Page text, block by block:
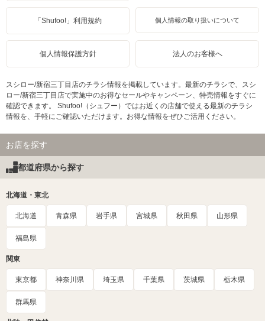
「Shufoo!」利用規約 個人情報の取り扱いについて
個人情報保護方針 法人のお客様へ
スシロー/新宿三丁目店のチラシ情報を掲載しています。最新のチラシで、スシ
ロー/新宿三丁目店で実施中のお得なセールやキャンペーン、特売情報をすぐに
確認できます。 Shufoo!（シュフー）ではお近くの店舗で使える最新のチラシ
情報を、手軽にご確認いただけます。お得な情報をぜひご活用ください。
お店を探す
都道府県から探す
北海道・東北
北海道 青森県 岩手県 宮城県 秋田県 山形県
福島県
関東
東京都 神奈川県 埼玉県 千葉県 茨城県 栃木県
群馬県